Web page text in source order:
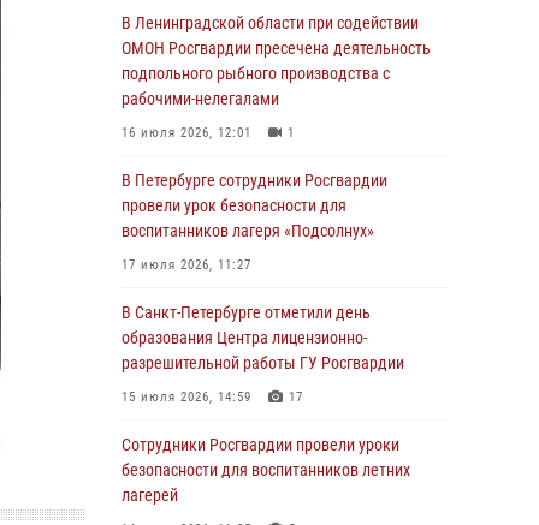
вернуться домой
03 августа 2026, 11:51
В Санкт-Петербурге при содействии СОБР
03 августа 2026, 10:15 1
Сотрудники ГУ Росгвардии приняли участие в
боевому самбо
03 августа 2026, 10:07 7 1
В Ленобласти сотрудники ОМОН Росгвардии
профилактического мероприятия
03 августа 2026, 09:16 5
В Петербурге сотрудники Росгвардии
В Ленинградской области при содействии
ОМОН Росгвардии пресечена деятельность
подпольного рыбного производства с
рабочими-нелегалами
16 июля 2026, 12:01 1
В Петербурге сотрудники Росгвардии
провели урок безопасности для
воспитанников лагеря «Подсолнух»
17 июля 2026, 11:27
В Санкт-Петербурге отметили день
образования Центра лицензионно-
разрешительной работы ГУ Росгвардии
15 июля 2026, 14:59 17
Сотрудники Росгвардии провели уроки
безопасности для воспитанников летних
лагерей